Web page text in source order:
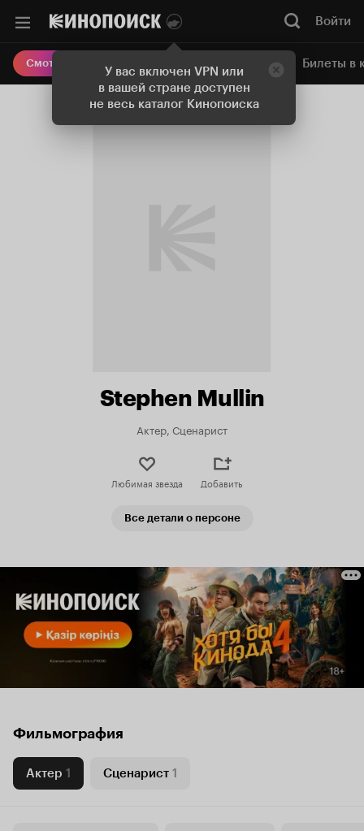
У вас включен VPN или
в вашей стране доступен
не весь каталог Кинопоиска
Войти
Смотреть кино Онлайн-кинотеатр Билеты в
Stephen Mullin
Актер, Сценарист
Любимая звезда Добавить
Все детали о персоне
Фильмография
Актер 1 Сценарист 1